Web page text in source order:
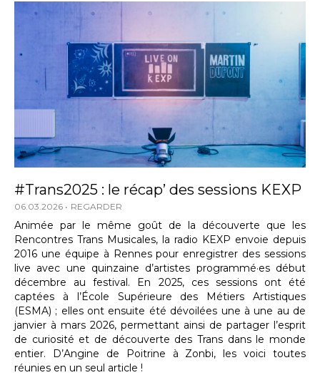
#Trans2025 : le récap’ des sessions KEXP
06.03.2026 REGARDER
Animée par le même goût de la découverte que les
Rencontres Trans Musicales, la radio KEXP envoie depuis
2016 une équipe à Rennes pour enregistrer des sessions
live avec une quinzaine d’artistes programmé·es début
décembre au festival. En 2025, ces sessions ont été
captées à l’École Supérieure des Métiers Artistiques
(ESMA) ; elles ont ensuite été dévoilées une à une au de
janvier à mars 2026, permettant ainsi de partager l’esprit
de curiosité et de découverte des Trans dans le monde
entier. D’Angine de Poitrine à Zonbi, les voici toutes
réunies en un seul article !